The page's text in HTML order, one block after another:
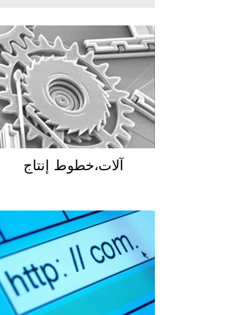
آلات،خطوط إنتاج